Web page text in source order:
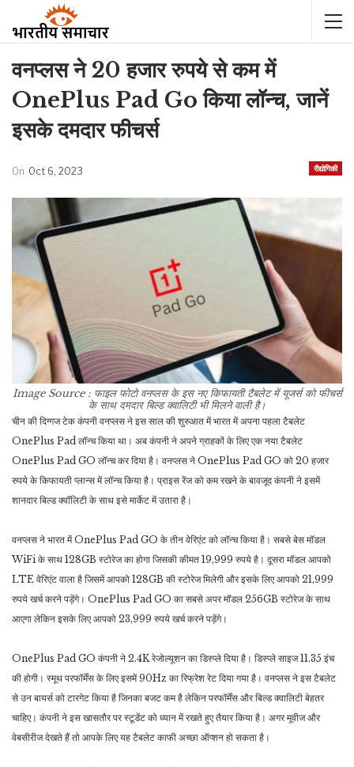
वनप्लस ने 20 हजार रुपये से कम में
OnePlus Pad Go किया लॉन्च, जानें
इसके दमदार फीचर्स
रौद्योगिकी
On Oct 6, 2023
Image Source : फाइल फोटोवनप्लस के इस नए किफायती टैबलेट में यूजर्स को फीचर्स
के साथ दमदार बिल्ड क्वालिटी भी मिलने वाली है।
चीन की दिग्गज टेक कंपनी वनप्लस ने इस साल की शुरुआत में भारत में अपना पहला टैबलेट
OnePlus Pad लॉन्च किया था। अब कंपनी ने अपने ग्राहकों के लिए एक नया टैबलेट
OnePlus Pad GO लॉन्च कर दिया है। वनप्लस ने OnePlus Pad GO को 20 हजार
रुपये के किफायती प्लान्स में लॉन्च किया है। प्राइस रेंज को कम रखने के बावजूद कंपनी ने इसमें
शानदार बिल्ड क्वॉलिटी के साथ इसे मार्केट में उतारा है।
वनप्लस ने भारत में OnePlus Pad GO के तीन वेरिएंट को लॉन्च किया है। सबसे बेस मॉडल
WiFi के साथ 128GB स्टोरेज का होगा जिसकी कीमत 19,999 रुपये है। दूसरा मॉडल आपको
LTE वेरिएंट वाला है जिसमें आपको 128GB की स्टोरेज मिलेगी और इसके लिए आपको 21,999
रुपये खर्च करने पड़ेंगे। OnePlus Pad GO का सबसे अपर मॉडल 256GB स्टोरेज के साथ
आएगा लेकिन इसके लिए आपको 23,999 रुपये खर्च करने पड़ेंगे।
OnePlus Pad GO कंपनी ने 2.4K रेजोल्यूशन का डिस्प्ले दिया है। डिस्प्ले साइज 11.35 इंच
की होगी। स्मूथ परफॉर्मेंस के लिए इसमें 90Hz का रिफ्रेश रेट दिया गया है। वनप्लस ने इस टैबलेट
से उन बायर्स को टारगेट किया है जिनका बजट कम है लेकिन परफॉर्मेंस और बिल्ड क्वालिटी बेहतर
चाहिए। कंपनी ने इस खासतौर पर स्टूडेंट को ध्यान में रखते हुए तैयार किया है। अगर मूवीज और
वेबसीरीज देखते हैं तो आपके लिए यह टैबलेट काफी अच्छा ऑप्शन हो सकता है।